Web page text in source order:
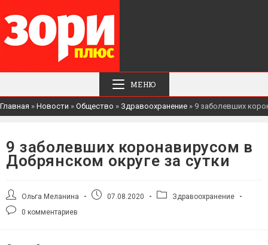
МЕНЮ
Главная » Новости » Общество » Здравоохранение » 9 заболевших
9 заболевших коронавирусом в
Добрянском округе за сутки
Автор
записи:
Ольга Меланина
Запись07.08.2020
РубрикаЗдравоохранение
Комментарии
0 комментариев